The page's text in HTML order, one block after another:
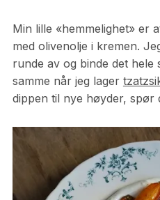
Min lille «hemmelighet» er
med olivenolje i kremen.
runde av og binde det hele
samme når jeg lager
dippen til nye høyder, spør